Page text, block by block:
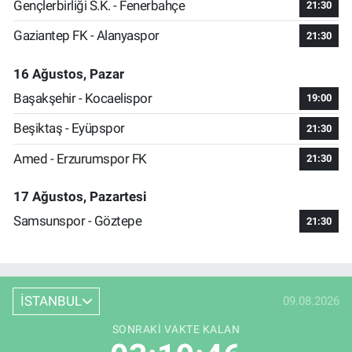
Gençlerbirliği S.K. - Fenerbahçe 21:30
Gaziantep FK - Alanyaspor 21:30
16 Ağustos, Pazar
Başakşehir - Kocaelispor
19:00
Beşiktaş - Eyüpspor 21:30
Amed - Erzurumspor FK 21:30
17 Ağustos, Pazartesi
Samsunspor - Göztepe
21:30
İSTANBUL 09.08.2026
SONRAKI VAKTE KALAN